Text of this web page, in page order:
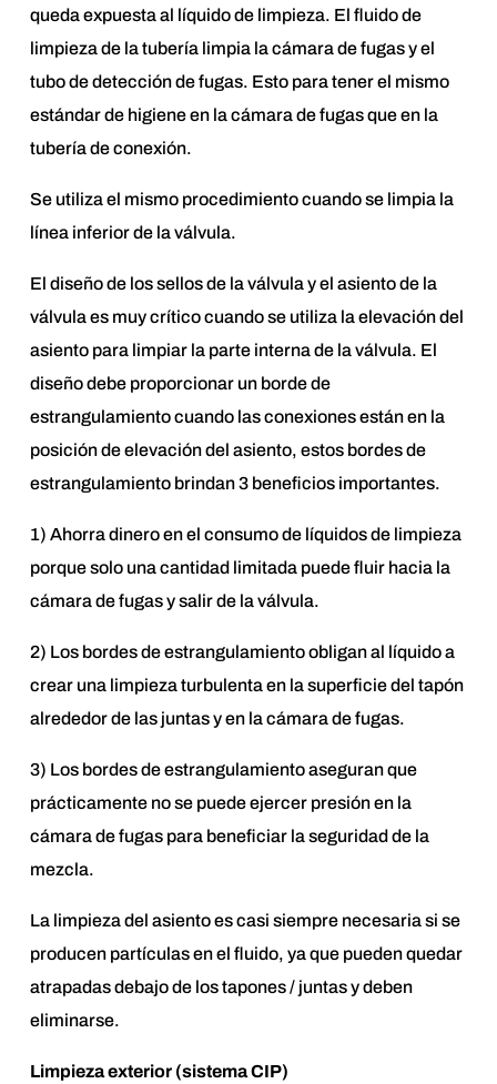
queda expuesta al líquido de limpieza. El fluido de
limpieza de la tubería limpia la cámara de fugas y el
tubo de detección de fugas. Esto para tener el mismo
estándar de higiene en la cámara de fugas que en la
tubería de conexión.
Se utiliza el mismo procedimiento cuando se limpia la
línea inferior de la válvula.
El diseño de los sellos de la válvula y el asiento de la
válvula es muy crítico cuando se utiliza la elevación del
asiento para limpiar la parte interna de la válvula. El
diseño debe proporcionar un borde de
estrangulamiento cuando las conexiones están en la
posición de elevación del asiento, estos bordes de
estrangulamiento brindan 3 beneficios importantes.
1) Ahorra dinero en el consumo de líquidos de limpieza
porque solo una cantidad limitada puede fluir hacia la
cámara de fugas y salir de la válvula.
2) Los bordes de estrangulamiento obligan al líquido a
crear una limpieza turbulenta en la superficie del tapón
alrededor de las juntas y en la cámara de fugas.
3) Los bordes de estrangulamiento aseguran que
prácticamente no se puede ejercer presión en la
cámara de fugas para beneficiar la seguridad de la
mezcla.
La limpieza del asiento es casi siempre necesaria si se
producen partículas en el fluido, ya que pueden quedar
atrapadas debajo de los tapones / juntas y deben
eliminarse.
Limpieza exterior (sistema CIP)